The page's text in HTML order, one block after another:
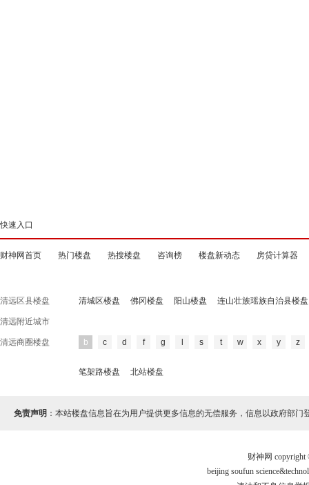
快速入口
财神网首页 热门楼盘 热搜楼盘 咨询榜 楼盘新动态 房贷计算器
清远区县楼盘 清城区楼盘 佛冈楼盘 阳山楼盘 连山壮族瑶族自治县楼盘
清远附近城市
清远商圈楼盘 b c d f g s t w x y z
笔架路楼盘 北站楼盘
免责声明 ：本站楼盘信息旨在为用户提供更多信息的无偿服务，信息以政府部门
财神网
beijing soufun